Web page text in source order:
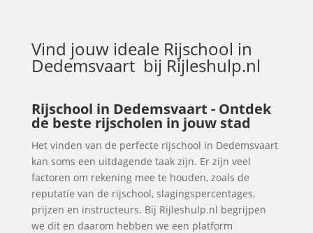
Vind jouw ideale Rijschool in
Dedemsvaart bij Rijleshulp.nl
Rijschool in Dedemsvaart - Ontdek
de beste rijscholen in jouw stad
Het vinden van de perfecte rijschool in Dedemsvaart
kan soms een uitdagende taak zijn. Er zijn veel
factoren om rekening mee te houden, zoals de
reputatie van de rijschool, slagingspercentages,
prijzen en instructeurs. Bij Rijleshulp.nl begrijpen
we dit en daarom hebben we een platform